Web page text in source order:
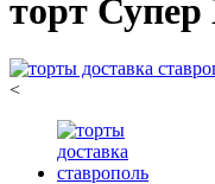
торт
<